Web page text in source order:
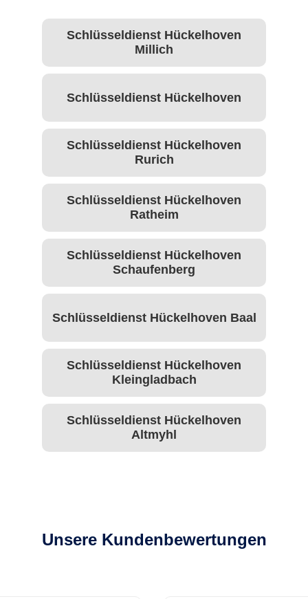
Schlüsseldienst Hückelhoven
Millich
Schlüsseldienst Hückelhoven
Schlüsseldienst Hückelhoven
Rurich
Schlüsseldienst Hückelhoven
Ratheim
Schlüsseldienst Hückelhoven
Schaufenberg
Schlüsseldienst Hückelhoven Baal
Schlüsseldienst Hückelhoven
Kleingladbach
Schlüsseldienst Hückelhoven
Altmyhl
Unsere Kundenbewertungen